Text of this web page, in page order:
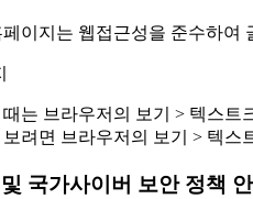
이지는 웹접근성을 준수하여
는 브라우저의 보기 > 텍스트
려면 브라우저의 보기 > 텍스
국가사이버 보안 정책 안